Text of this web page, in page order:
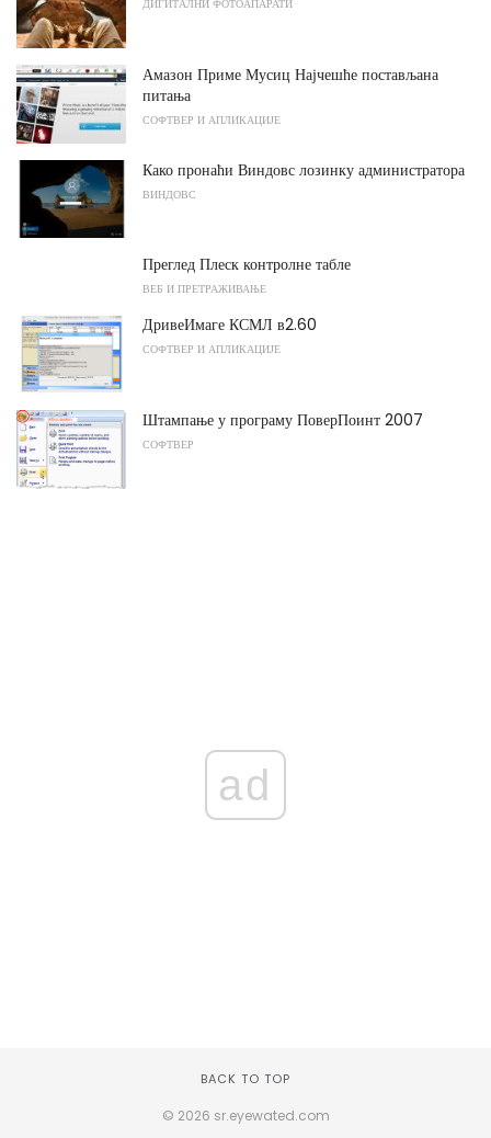
ДИГИТАЛНИ ФОТОАПАРАТИ
Амазон Приме Мусиц Најчешће постављана
питања
СОФТВЕР И АПЛИКАЦИЈЕ
Како пронаћи Виндовс лозинку администратора
ВИНДОВС
Преглед Плеск контролне табле
ВЕБ И ПРЕТРАЖИВАЊЕ
ДривеИмаге КСМЛ в2.60
СОФТВЕР И АПЛИКАЦИЈЕ
Штампање у програму ПоверПоинт 2007
СОФТВЕР
ad
BACK TO TOP
© 2026 sr.eyewated.com